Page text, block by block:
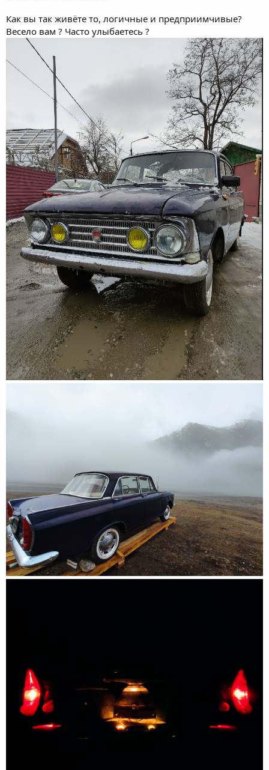
Как вы так живёте то, логичные и предприимчивые?
Весело вам ? Часто улыбаетесь ?